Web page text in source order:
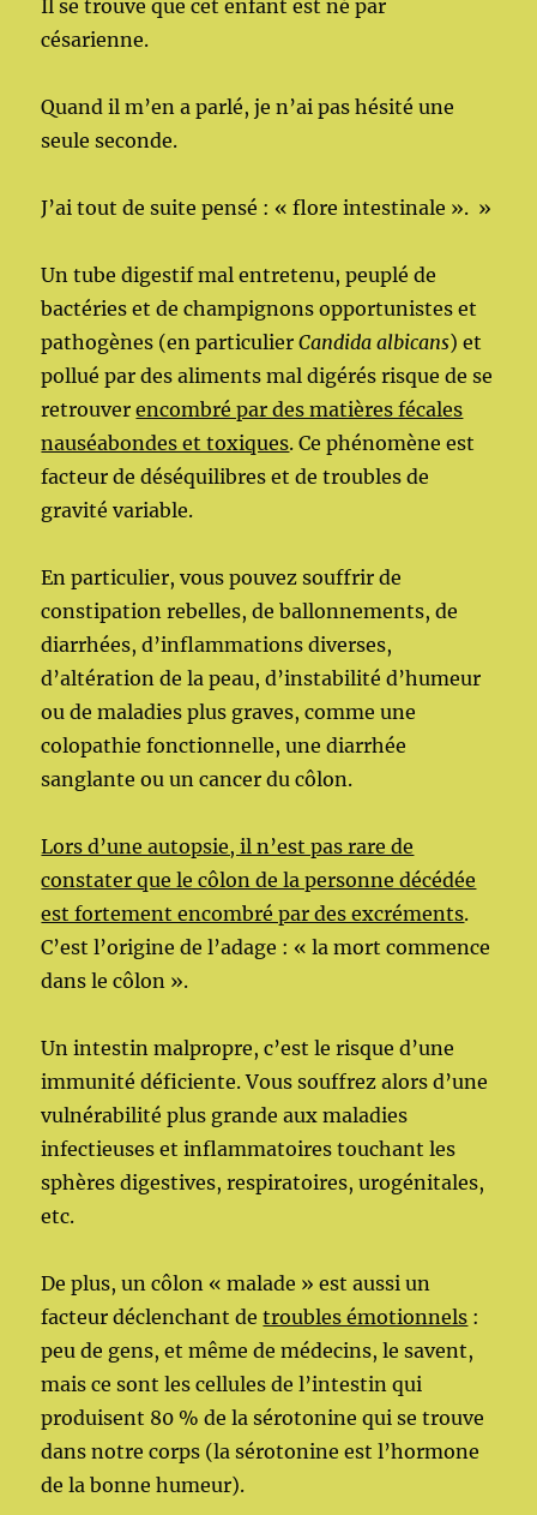
Il se trouve que cet enfant est né par
césarienne.
Quand il m’en a parlé, je n’ai pas hésité une
seule seconde.
J’ai tout de suite pensé : « flore intestinale ». »
Un tube digestif mal entretenu, peuplé de
bactéries et de champignons opportunistes et
pathogènes (en particulierCandida albicans) et
pollué par des aliments mal digérés risque de se
retrouverencombré par des matières fécales
nauséabondes et toxiques. Ce phénomène est
facteur de déséquilibres et de troubles de
gravité variable.
En particulier, vous pouvez souffrir de
constipation rebelles, de ballonnements, de
diarrhées, d’inflammations diverses,
d’altération de la peau, d’instabilité d’humeur
ou de maladies plus graves, comme une
colopathie fonctionnelle, une diarrhée
sanglante ou un cancer du côlon.
Lors d’une autopsie, il n’est pas rare de
constater que le côlon de la personne décédée
est fortement encombré par des excréments.
C’est l’origine de l’adage : « la mort commence
dans le côlon ».
Un intestin malpropre, c’est le risque d’une
immunité déficiente. Vous souffrez alors d’une
vulnérabilité plus grande aux maladies
infectieuses et inflammatoires touchant les
sphères digestives, respiratoires, urogénitales,
etc.
De plus, un côlon « malade » est aussi un
facteur déclenchant detroubles émotionnels :
peu de gens, et même de médecins, le savent,
mais ce sont les cellules de l’intestin qui
produisent 80 % de la sérotonine qui se trouve
dans notre corps (la sérotonine est l’hormone
de la bonne humeur).